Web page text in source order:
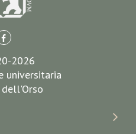
2026
universitaria
dell'Orso